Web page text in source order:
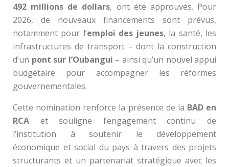
492 millions de dollars, ont été approuvés. Pour
2026, de nouveaux financements sont prévus,
notamment pour l’emploi des jeunes, la santé, les
infrastructures de transport – dont la construction
d’un pont sur l’Oubangui – ainsi qu’un nouvel appui
budgétaire pour accompagner les réformes
gouvernementales.
Cette nomination renforce la présence de la BAD en
RCA et souligne l’engagement continu de
l’institution à soutenir le développement
économique et social du pays à travers des projets
structurants et un partenariat stratégique avec les